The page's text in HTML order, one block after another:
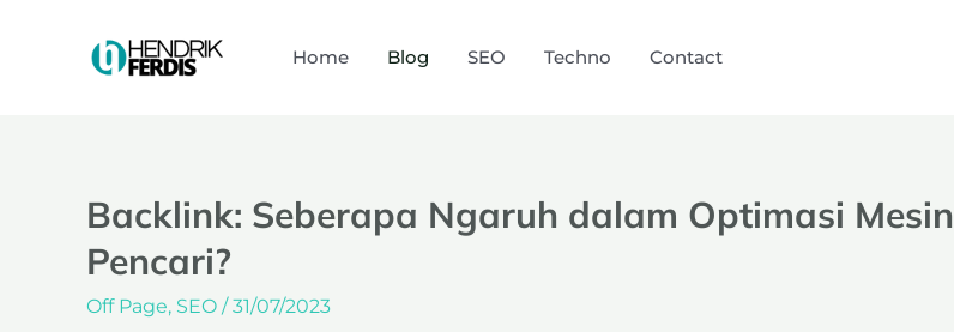
Home Blog SEO Techno Contact
Backlink: Seberapa Ngaruh dalam Optimasi Mesin
Pencari?
Off Page, SEO /31/07/2023